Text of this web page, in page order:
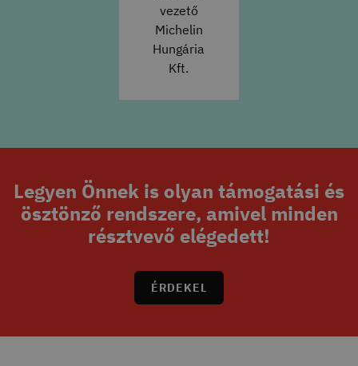
vezető
Michelin
Hungária
Kft.
Legyen Önnek is olyan támogatási és
ösztönző rendszere, amivel minden
résztvevő elégedett!
ÉRDEKEL